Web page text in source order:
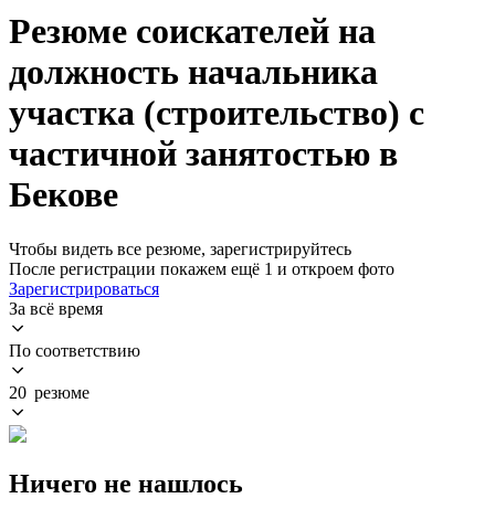
Резюме соискателей на
должность начальника
участка (строительство) с
частичной занятостью в
Бекове
Чтобы видеть все резюме, зарегистрируйтесь
После регистрации покажем ещё 1 и откроем фото
Зарегистрироваться
За всё время
По соответствию
20 резюме
Ничего не нашлось